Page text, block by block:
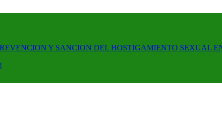
Y SANCION DEL HOSTIGAMIENTO SEXUAL